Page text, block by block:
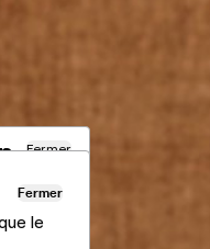
Fermer
Fermer
le